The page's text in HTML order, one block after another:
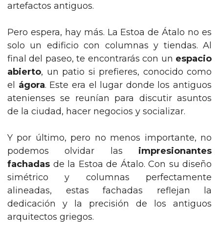
artefactos antiguos.
Pero espera, hay más. La Estoa de Átalo no es
solo un edificio con columnas y tiendas. Al
final del paseo, te encontrarás con un espacio
abierto, un patio si prefieres, conocido como
el ágora. Este era el lugar donde los antiguos
atenienses se reunían para discutir asuntos
de la ciudad, hacer negocios y socializar.
Y por último, pero no menos importante, no
podemos olvidar las impresionantes
fachadas de la Estoa de Átalo. Con su diseño
simétrico y columnas perfectamente
alineadas, estas fachadas reflejan la
dedicación y la precisión de los antiguos
arquitectos griegos.